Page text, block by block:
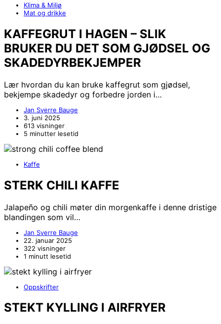
Klima & Miljø
Mat og drikke
KAFFEGRUT I HAGEN – SLIK
BRUKER DU DET SOM GJØDSEL OG
SKADEDYRBEKJEMPER
Lær hvordan du kan bruke kaffegrut som gjødsel,
bekjempe skadedyr og forbedre jorden i…
Jan Sverre Bauge
3. juni 2025
613 visninger
5 minutter lesetid
Kaffe
STERK CHILI KAFFE
Jalapeño og chili møter din morgenkaffe i denne dristige
blandingen som vil…
Jan Sverre Bauge
22. januar 2025
322 visninger
1 minutt lesetid
Oppskrifter
STEKT KYLLING I AIRFRYER